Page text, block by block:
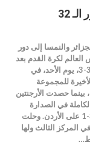
32
والنمسا إلى دور
العالم لكرة القدم بعد
التعادل 3-3، يوم الأحد، في
للمجموعة
بينما حصدت الأرجنتين
في الصدارة
بالفوز 3-1 على الأردن. وحلت
المركز الثالث ولها